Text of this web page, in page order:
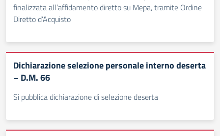
finalizzata all’affidamento diretto su Mepa, tramite Ordine
Diretto d’Acquisto
Dichiarazione selezione personale interno deserta
– D.M. 66
Si pubblica dichiarazione di selezione deserta